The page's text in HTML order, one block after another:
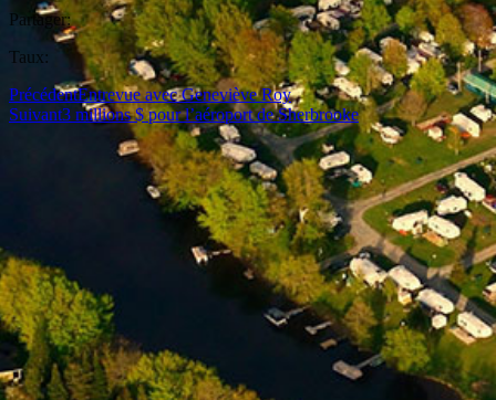
Partager:
Taux:
PrécédentEntrevue avec Geneviève Roy
Suivant3 millions $ pour l’aéroport de Sherbrooke